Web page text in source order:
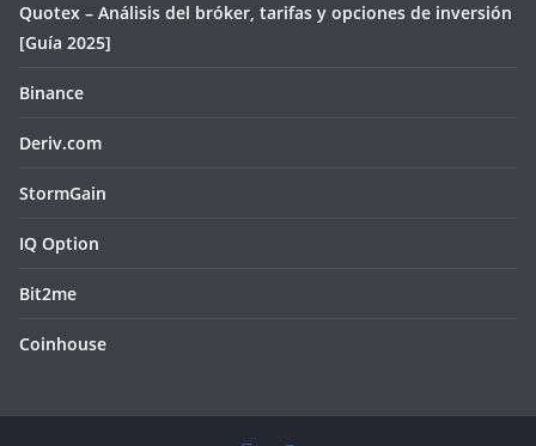
Quotex – Análisis del bróker, tarifas y opciones de inversión
[Guía 2025]
Binance
Deriv.com
StormGain
IQ Option
Bit2me
Coinhouse